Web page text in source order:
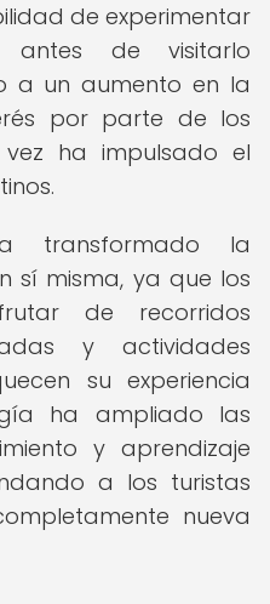
de experimentar
de visitarlo
a un aumento en la
por parte de los
ha impulsado el
transformado la
sí misma, ya que los
de recorridos
y actividades
su experiencia
ha ampliado las
y aprendizaje
a los turistas
nueva